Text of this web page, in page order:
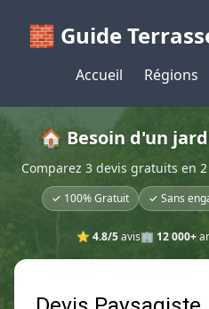
🧱 Guide
Accueil Régions
🏠 Besoin d'un
Comparez 3 devis gratuits en
✓ 100% Gratuit ✓ Sans
⭐ 4.8/5avis🏢 12 000+